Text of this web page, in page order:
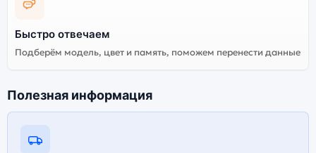
Быстро отвечаем
Подберём модель, цвет и память, поможем перенести данные
Полезная информация